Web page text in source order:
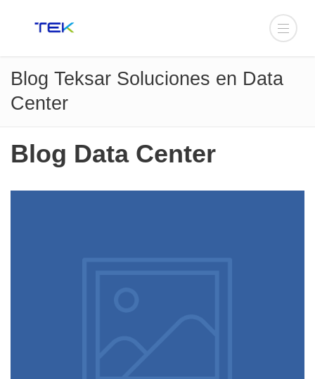
Blog Teksar Soluciones en Data
Center
Blog Data Center